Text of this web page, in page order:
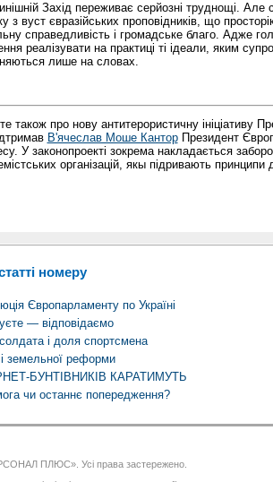
Захід переживає серйозні труднощі. Але
з вуст євразійських проповідників, що
справедливість і громадське благо. Адже
реалізувати на практиці ті ідеали, яким
лише на словах.
також про нову антитерористичну ініціативу
В'ячеслав Моше КанторПрезидент
У законопроекті зокрема накладається
організацій, якы підривають принципи
номеру
Європарламенту по Україні
— відповідаємо
і доля спортсмена
земельної реформи
БУНТІВНИКІВ КАРАТИМУТЬ
чи останнє попередження?
ПЛЮС». Усі права застережено.